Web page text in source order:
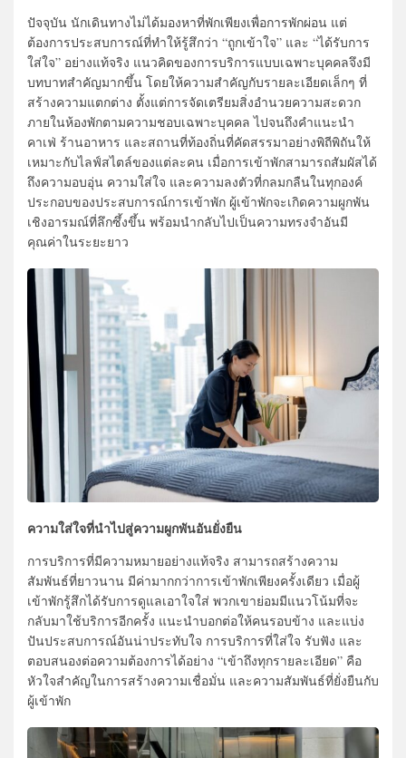
ปัจจุบัน นักเดินทางไม่ได้มองหาที่พักเพียงเพื่อการพักผ่อน แต่
ต้องการประสบการณ์ที่ทำให้รู้สึกว่า “ถูกเข้าใจ” และ “ได้รับการ
ใส่ใจ” อย่างแท้จริง แนวคิดของการบริการแบบเฉพาะบุคคลจึงมี
บทบาทสำคัญมากขึ้น โดยให้ความสำคัญกับรายละเอียดเล็กๆ ที่
สร้างความแตกต่าง ตั้งแต่การจัดเตรียมสิ่งอำนวยความสะดวก
ภายในห้องพักตามความชอบเฉพาะบุคคล ไปจนถึงคำแนะนำ
คาเฟ่ ร้านอาหาร และสถานที่ท้องถิ่นที่คัดสรรมาอย่างพิถีพิถันให้
เหมาะกับไลฟ์สไตล์ของแต่ละคน เมื่อการเข้าพักสามารถสัมผัสได้
ถึงความอบอุ่น ความใส่ใจ และความลงตัวที่กลมกลืนในทุกองค์
ประกอบของประสบการณ์การเข้าพัก ผู้เข้าพักจะเกิดความผูกพัน
เชิงอารมณ์ที่ลึกซึ้งขึ้น พร้อมนำกลับไปเป็นความทรงจำอันมี
คุณค่าในระยะยาว
ความใส่ใจที่นำไปสู่ความผูกพันอันยั่งยืน
การบริการที่มีความหมายอย่างแท้จริง สามารถสร้างความ
สัมพันธ์ที่ยาวนาน มีค่ามากกว่าการเข้าพักเพียงครั้งเดียว เมื่อผู้
เข้าพักรู้สึกได้รับการดูแลเอาใจใส่ พวกเขาย่อมมีแนวโน้มที่จะ
กลับมาใช้บริการอีกครั้ง แนะนำบอกต่อให้คนรอบข้าง และแบ่ง
ปันประสบการณ์อันน่าประทับใจ การบริการที่ใส่ใจ รับฟัง และ
ตอบสนองต่อความต้องการได้อย่าง “เข้าถึงทุกรายละเอียด” คือ
หัวใจสำคัญในการสร้างความเชื่อมั่น และความสัมพันธ์ที่ยั่งยืนกับ
ผู้เข้าพัก